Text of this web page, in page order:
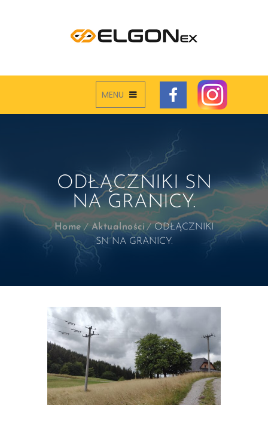
MENU
ODŁĄCZNIKI SN
NA GRANICY.
Home Aktualności
ODŁĄCZNIKI
SN NA GRANICY.